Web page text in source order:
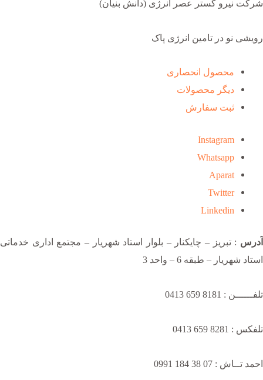
شرکت نیرو گستر عصر انرژی (دانش بنیان)
رویشی نو در تامین انرژی پاک
محصول انحصاری
دیگر محصولات
ثبت سفارش
Instagram
Whatsapp
Aparat
Twitter
Linkedin
آدرس : تبریز – چایکنار – بلوار استاد شهریار – مجتمع اداری خدماتی
استاد شهریار – طبقه 6 – واحد 3
تلفــــــن : 8181 659 0413
تلفکس : 8281 659 0413
احمد تــاش : 07 38 184 0991